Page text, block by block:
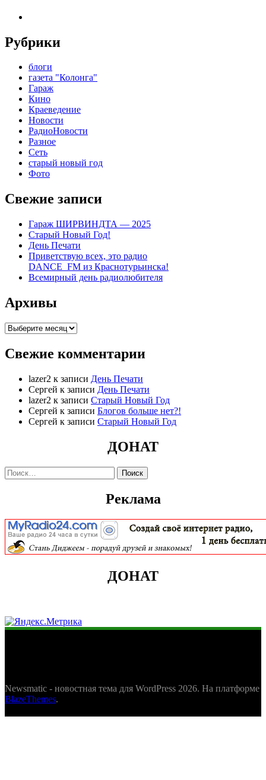
Рубрики
блоги
газета "Колонга"
Гараж
Кино
Краеведение
Новости
РадиоНовости
Разное
Сеть
старый новый год
Фото
Свежие записи
Гараж ШИРВИНДТА — 2025
Старый Новый Год!
День Печати
Приветствую всех, это радио
DANCE_FM из Краснотурьинска!
Всемирный день радиолюбителя
Архивы
Архивы
Свежие комментарии
lazer2 к записи День Печати
Сергей к записи День Печати
lazer2 к записи Старый Новый Год
Сергей к записи Блогов больше нет?!
Сергей к записи Старый Новый Год
ДОНАТ
Найти:
Реклама
ДОНАТ
Newsmatic - новостная тема для WordPress 2026. На платформе
BlazeThemes.